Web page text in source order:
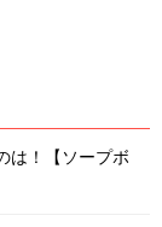
は！【ソープボ